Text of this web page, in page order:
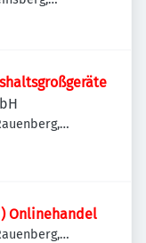
Onlinehandel